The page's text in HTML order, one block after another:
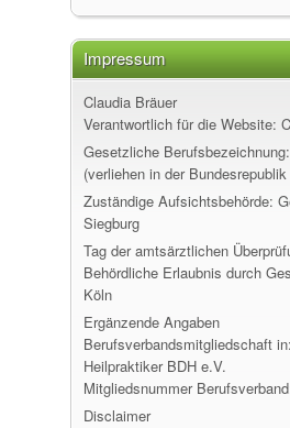
Impressum
Claudia Bräuer
Verantwortlich für die Website:
Gesetzliche
(verliehen in der
Zuständige Aufsichtsbehörde:
Siegburg
Tag der amtsärztlichen
Behördliche Erlaubnis durch
Köln
Ergänzende Angaben
Berufsverbandsmitgliedschaft
Heilpraktiker BDH e.V.
Mitgliedsnummer
Disclaimer